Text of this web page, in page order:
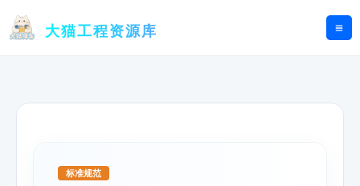
大猫工程资源库
标准规范